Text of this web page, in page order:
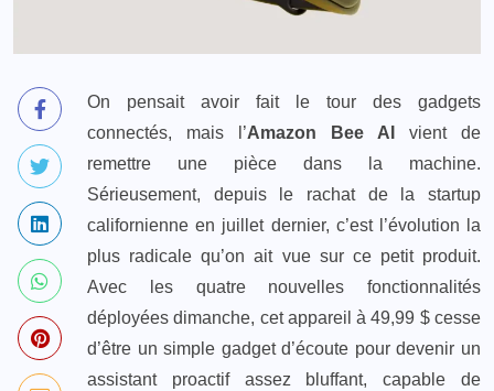
On pensait avoir fait le tour des gadgets
connectés, mais l’Amazon Bee AI
vient de
remettre une pièce dans la machine.
Sérieusement, depuis le rachat de la startup
californienne en juillet dernier, c’est l’évolution la
plus radicale qu’on ait vue sur ce petit produit.
Avec les quatre nouvelles fonctionnalités
déployées dimanche, cet appareil à 49,99 $ cesse
d’être un simple gadget d’écoute pour devenir un
assistant proactif assez bluffant, capable de